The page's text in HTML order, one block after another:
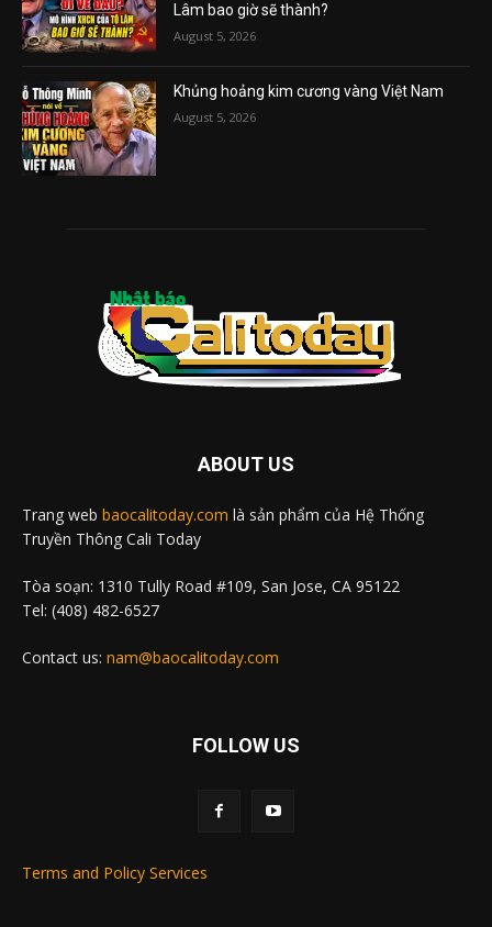
Lâm bao giờ sẽ thành?
August 5, 2026
Khủng hoảng kim cương vàng Việt Nam
August 5, 2026
ABOUT US
Trang web baocalitoday.com là sản phẩm của Hệ Thống
Truyền Thông Cali Today
Tòa soạn: 1310 Tully Road #109, San Jose, CA 95122
Tel: (408) 482-6527
Contact us: nam@baocalitoday.com
FOLLOW US
Terms and Policy Services